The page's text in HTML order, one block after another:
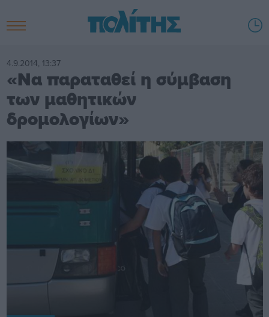
4.9.2014, 13:37
«Να παραταθεί η σύμβαση
των μαθητικών
δρομολογίων»